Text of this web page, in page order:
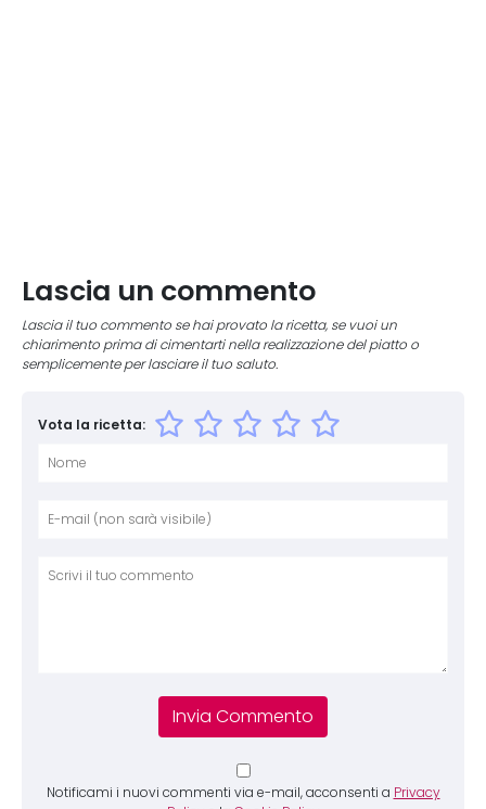
Lascia un commento
Lascia il tuo commento se hai provato la ricetta, se vuoi un
chiarimento prima di cimentarti nella realizzazione del piatto o
semplicemente per lasciare il tuo saluto.
Vota la ricetta:
Notificami i nuovi commenti via e-mail, acconsenti a Privacy